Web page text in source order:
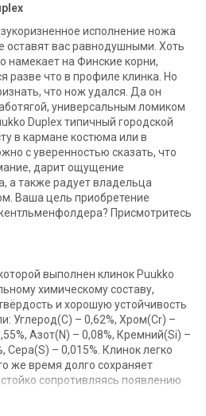
исполнение ножа
оставят вас равнодушными. Хоть
на Финские корни,
разве что в профиле клинка. Но
что нож удался. Да он
универсальным ломиком
Duplex типичный городской
в кармане костюма или в
с уверенностью сказать, что
дарит ощущение
а также радует владельца
Ваша цель приобретение
Присмотритесь
выполнен клинок Puukko
химическому составу,
и хорошую устойчивость
Углерод(С) – 0,62%, Хром(Cr) –
Азот(N) – 0,08%, Кремний(Si) –
Сера(S) – 0,015%. Клинок легко
же время долго сохраняет
сопротивляясь появлению